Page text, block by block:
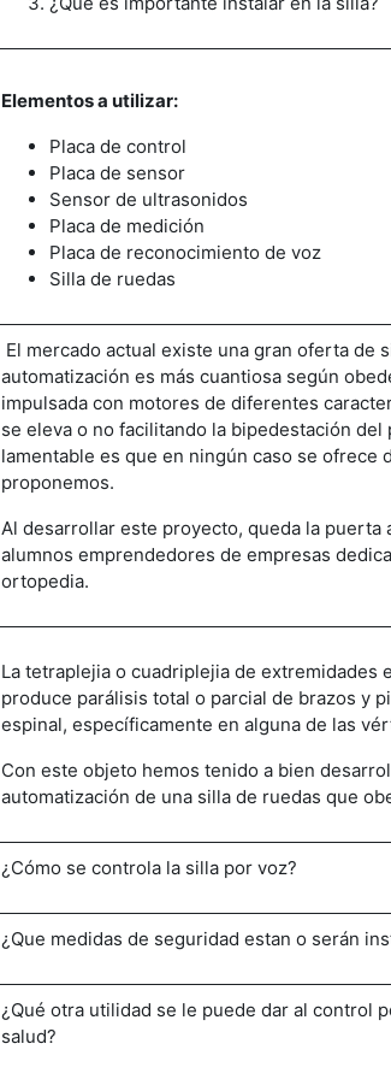
Elementos a utilizar:
Placa de control
Placa de sensor
Sensor de ultrasonidos
Placa de medición
Placa de reconocimiento de voz
Silla de ruedas
El mercado actual existe una gran oferta de
automatización es más cuantiosa según
impulsada con motores de diferentes
se eleva o no facilitando la bipedestación
lamentable es que en ningún caso se ofrece
proponemos.
Al desarrollar este proyecto, queda la
alumnos emprendedores de empresas
ortopedia.
La tetraplejia o cuadriplejia de extremidades
produce parálisis total o parcial de brazos y
espinal, específicamente en alguna de las
Con este objeto hemos tenido a bien
automatización de una silla de ruedas que
¿Cómo se controla la silla por voz?
¿Que medidas de seguridad estan o serán
¿Qué otra utilidad se le puede dar al control
salud?